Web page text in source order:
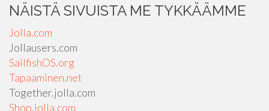
NÄISTÄ SIVUISTA ME TYKKÄÄMME
Jolla.com
Jollausers.com
SailfishOS.org
Tapaaminen.net
Together.jolla.com
Shop.jolla.com